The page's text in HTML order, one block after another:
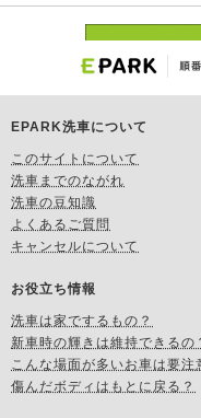
EPARK洗車について
このサイトについて
洗車までのながれ
洗車の豆知識
よくあるご質問
キャンセルについて
お役立ち情報
洗車は家でするもの？
新車時の輝きは維持できるの
こんな場面が多いお車は要注
傷んだボディはもとに戻る？